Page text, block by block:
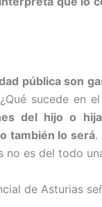
pública son
sucede en
del hijo o
también lo será.
es del todo
de Asturias